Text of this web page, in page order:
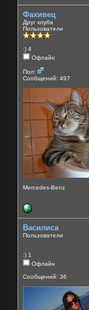
Фахивец
Друг клуба
Пользователи
:) 4
Офлайн
Пол:
Сообщений: 497
Mercedes-Benz
Василиса
Пользователи
:) 1
Офлайн
Сообщений: 36